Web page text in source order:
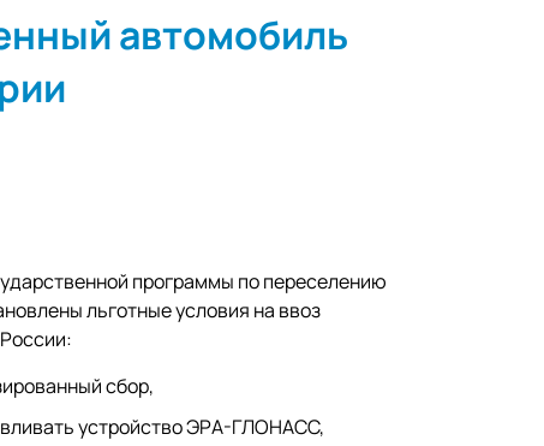
автомобиль
программы по переселению
льготные условия на ввоз
сбор,
устройство ЭРА-ГЛОНАСС,